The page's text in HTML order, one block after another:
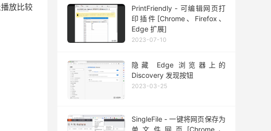
放比较
PrintFriendly - 可编辑网页打
印插件[Chrome、Firefox、
Edge 扩展]
2023-07-10
隐藏 Edge 浏览器上的
Discovery 发现按钮
2023-03-25
SingleFile - 一键将网页保存为